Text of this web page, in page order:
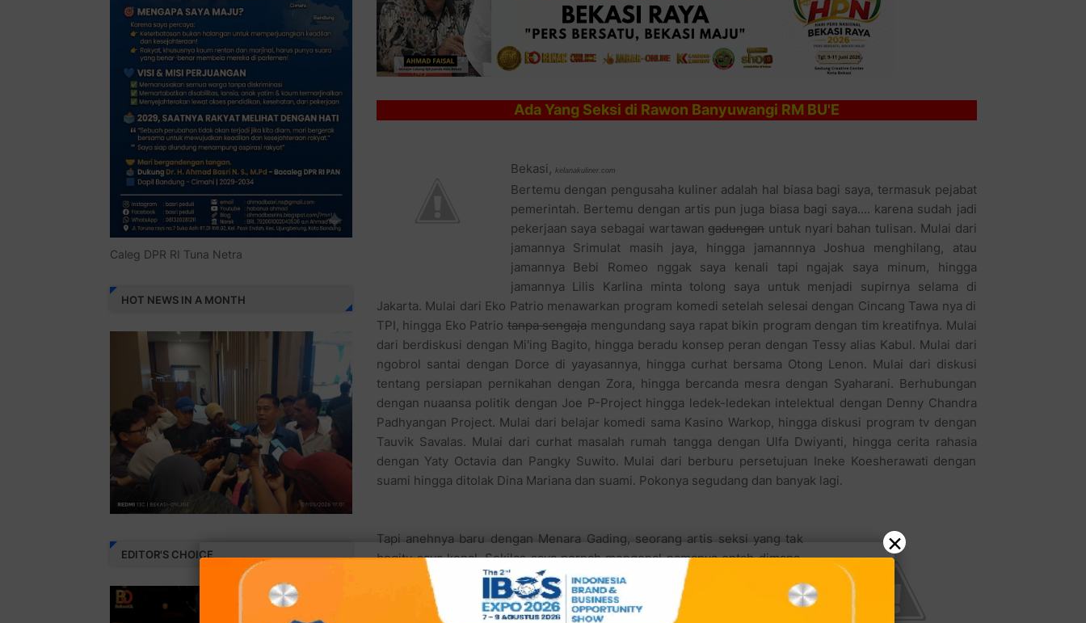
Ada Yang Seksi di Rawon Banyuwangi RM BU'E
Bekasi, kelanakuliner.com
Bertemu dengan pengusaha kuliner adalah hal biasa bagi saya, termasuk pejabat
pemerintah. Bertemu dengan artis pun juga biasa bagi saya.... karena sudah jadi
pekerjaan saya sebagai wartawangadungan untuk nyari bahan tulisan. Mulai dari
jamannya Srimulat masih jaya, hingga jamannnya Joshua menghilang, atau
jamannya Bebi Romeo nggak saya kenali tapi ngajak saya minum, hingga
jamannya Lilis Karlina minta tolong saya untuk menjadi supirnya selama di
Jakarta. Mulai dari Eko Patrio menawarkan program komedi setelah selesai dengan Cincang Tawa nya di
TPI, hingga Eko Patrio tanpa sengaja mengundang saya rapat bikin program dengan tim kreatifnya. Mulai
dari berdiskusi dengan Mi'ing Bagito, hingga beradu konsep peran dengan Tessy alias Kabul. Mulai dari
ngobrol santai dengan Dorce di yayasannya, hingga curhat bersama Otong Lenon. Mulai dari diskusi
tentang persiapan pernikahan dengan Zora, hingga bercanda mesra dengan Syaharani. Berhubungan
dengan nuaansa politik dengan Joe P-Project hingga ledek-ledekan intelektual dengan Denny Chandra
Padhyangan Project. Mulai dari belajar komedi sama Kasino Warkop, hingga diskusi program tv dengan
Tauvik Savalas. Mulai dari curhat masalah rumah tangga dengan Ulfa Dwiyanti, hingga cerita rahasia
dengan Yaty Octavia dan Pangky Suwito. Mulai dari berburu persetujuan Ineke Koesherawati dengan
suami hingga ditolak Dina Mariana dan suami. Pokonya segudang dan banyak lagi.
Tapi anehnya baru dengan Menara Gading, seorang artis seksi yang tak
begitu saya kenal. Sekilas saya pernah mengenal namanya entah dimana,
tapi buat saya yang dulu sering sekali "menikmati' (hingga benar-benar si
"menik" jadi "mati") gambar seksi artis memang pernah menegetahui nama
populer Menara Gading. (saat melihat foto-fotonya, mungkin kita hanya
Caleg DPR RI Tuna Netra
HOT NEWS IN A MONTH
EDITOR'S CHOICE ×